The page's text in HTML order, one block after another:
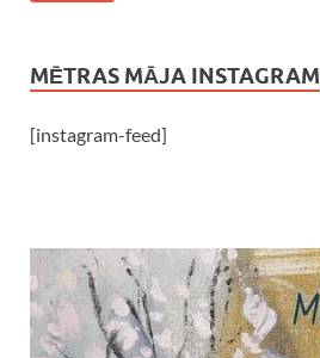
MĒTRAS MĀJA INSTAGRAM
[instagram-feed]